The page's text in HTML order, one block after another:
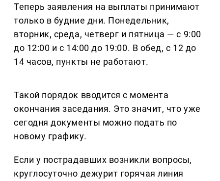
Теперь заявления на выплаты принимают
только в будние дни. Понедельник,
вторник, среда, четверг и пятница — с 9:00
до 12:00 и с 14:00 до 19:00. В обед, с 12 до
14 часов, пункты не работают.
Такой порядок вводится с момента
окончания заседания. Это значит, что уже
сегодня документы можно подать по
новому графику.
Если у пострадавших возникли вопросы,
круглосуточно дежурит горячая линия